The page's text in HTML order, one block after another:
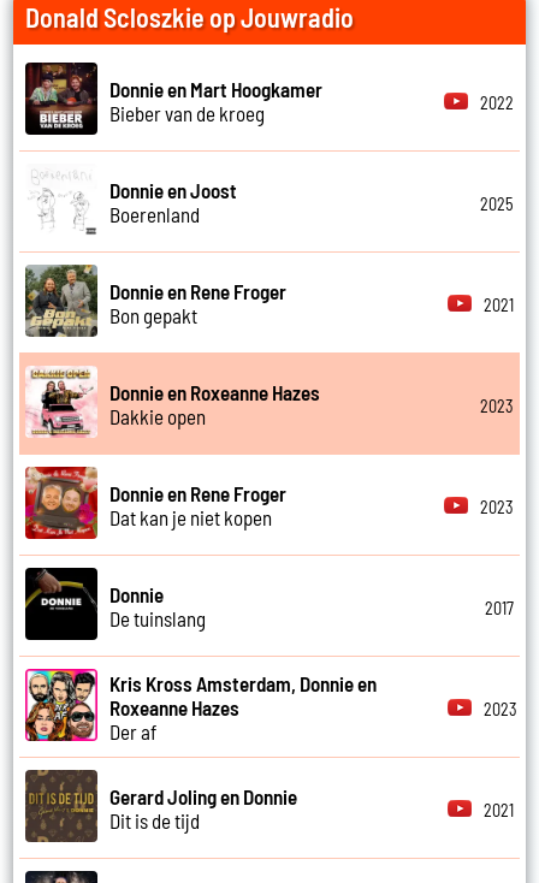
Donald Scloszkie op Jouwradio
Donnie en Mart Hoogkamer
Bieber van de kroeg
2022
Donnie en Joost
Boerenland
2025
Donnie en Rene Froger
Bon gepakt
2021
Donnie en Roxeanne Hazes
Dakkie open
2023
Donnie en Rene Froger
Dat kan je niet kopen
2023
Donnie
De tuinslang
2017
Kris Kross Amsterdam, Donnie en
Roxeanne Hazes
Der af
2023
Gerard Joling en Donnie
Dit is de tijd
2021